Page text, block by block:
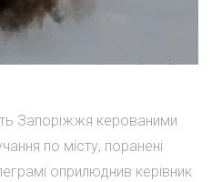
Запоріжжя керованими
по місту, поранені
оприлюднив керівник